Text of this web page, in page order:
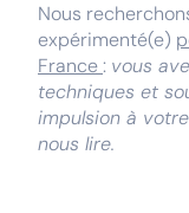
Nous
expérimenté(e)
France: vous
techniques et
impulsion à
nous lire.